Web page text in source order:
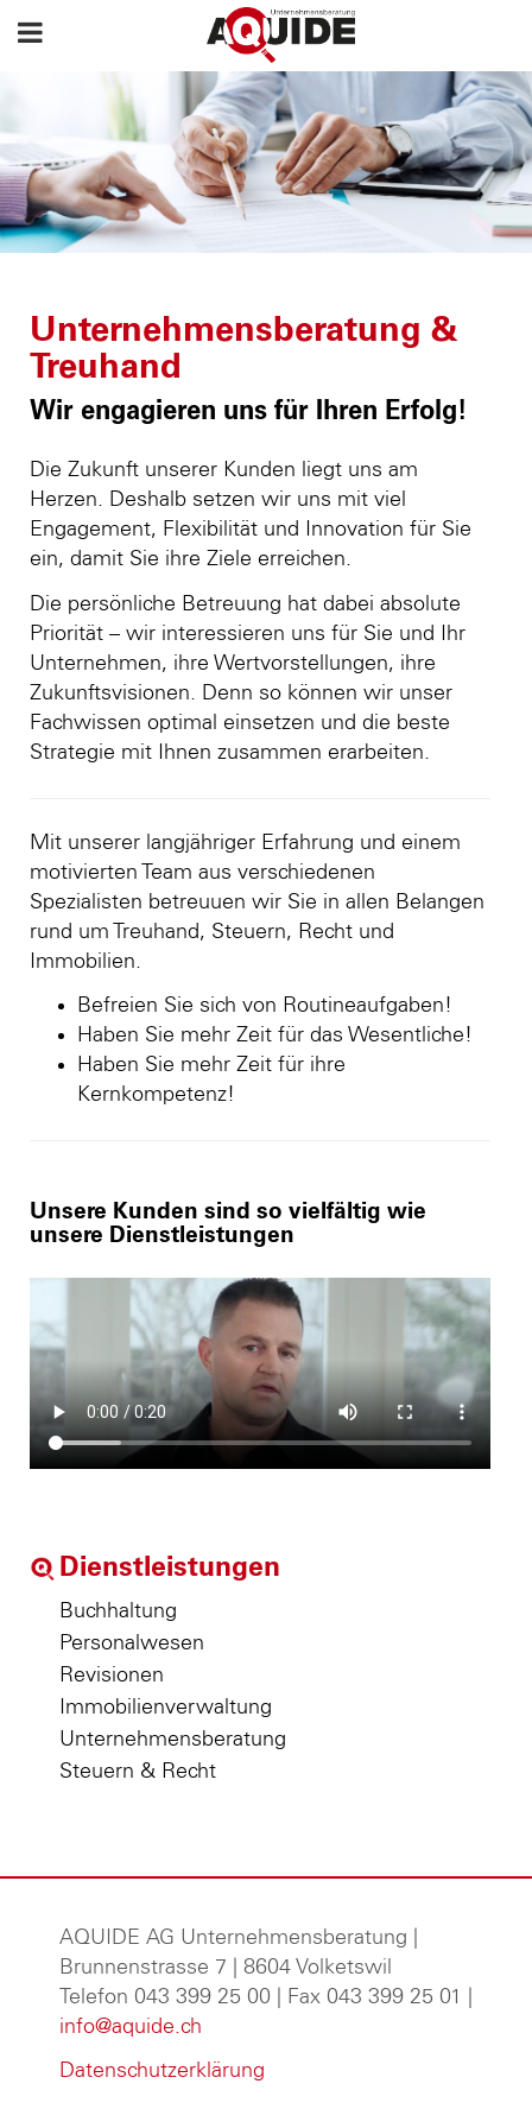
Unternehmensberatung &
Treuhand
Wir engagieren uns für Ihren Erfolg!
Die Zukunft unserer Kunden liegt uns am
Herzen. Deshalb setzen wir uns mit viel
Engagement, Flexibilität und Innovation für Sie
ein, damit Sie ihre Ziele erreichen.
Die persönliche Betreuung hat dabei absolute
Priorität – wir interessieren uns für Sie und Ihr
Unternehmen, ihre Wertvorstellungen, ihre
Zukunftsvisionen. Denn so können wir unser
Fachwissen optimal einsetzen und die beste
Strategie mit Ihnen zusammen erarbeiten.
Mit unserer langjähriger Erfahrung und einem
motivierten Team aus verschiedenen
Spezialisten betreuuen wir Sie in allen Belangen
rund um Treuhand, Steuern, Recht und
Immobilien.
Befreien Sie sich von Routineaufgaben!
Haben Sie mehr Zeit für das Wesentliche!
Haben Sie mehr Zeit für ihre
Kernkompetenz!
Unsere Kunden sind so vielfältig wie
unsere Dienstleistungen
Dienstleistungen
Buchhaltung
Personalwesen
Revisionen
Immobilienverwaltung
Unternehmensberatung
Steuern & Recht
AQUIDE AG Unternehmensberatung
Brunnenstrasse 7 | 8604 Volketswil
Telefon 043 399 25 00 | Fax 043 399 25 01 |
info@aquide.ch
Datenschutzerklärung